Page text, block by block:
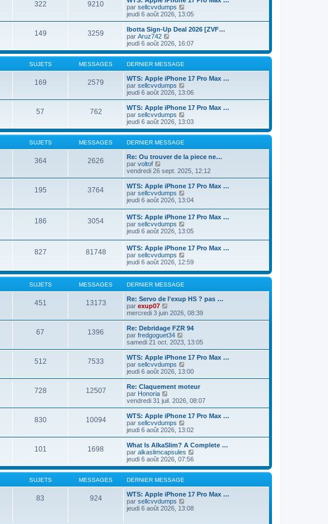
s
s
a
e
r
n
i
r
e
s
e
e
e
r
n
i
e
e
s
s
a
e
322 9210
par sellcvvdumps
o
i
r
e
e
n
i
r
e
s
s
a
g
jeudi 6 août 2026, 13:05
149 3259
Ibotta Sign-Up Deal 2026 [ZVF…
par Aruz742
o
i
r
l
e
d
e
r
n
i
e
r
m
e
s
s
a
e
jeudi 6 août 2026, 16:07
SUJETS MESSAGES DERNIER MESSAGE
169 2579
WTS: Apple iPhone 17 Pro Max …
par sellcvvdumps
o
i
r
e
e
n
i
r
e
s
s
a
g
e
jeudi 6 août 2026, 13:06
57 762
WTS: Apple iPhone 17 Pro Max …
par sellcvvdumps
o
i
r
e
d
r
n
i
r
e
s
a
g
e
jeudi 6 août 2026, 13:03
SUJETS MESSAGES DERNIER MESSAGE
364 2626
Re: Ou trouver de la piece ne…
par voltof
o
i
r
l
e
e
r
n
i
e
r
m
e
s
a
e
vendredi 26 sept. 2025, 12:12
195 3764
WTS: Apple iPhone 17 Pro Max …
par sellcvvdumps
o
l
e
d
e
r
i
e
r
e
s
a
g
e
jeudi 6 août 2026, 13:04
186 3054
WTS: Apple iPhone 17 Pro Max …
par sellcvvdumps
o
l
e
d
e
r
i
e
m
e
s
a
g
e
jeudi 6 août 2026, 13:05
827 81748
WTS: Apple iPhone 17 Pro Max …
par sellcvvdumps
o
r
d
e
r
n
e
m
e
s
a
g
e
jeudi 6 août 2026, 12:59
SUJETS MESSAGES DERNIER MESSAGE
451 13173
Re: Servo de l'exup HS ? pas …
par exup07
o
i
r
l
e
e
r
n
i
r
e
s
s
a
g
e
mercredi 3 juin 2026, 08:39
67 1396
Re: Debridage FZR 94
par fredgoguet34
o
i
r
l
e
r
n
i
r
m
e
s
s
a
g
e
samedi 21 oct. 2023, 13:05
512 7533
WTS: Apple iPhone 17 Pro Max …
par sellcvvdumps
o
i
r
e
d
e
r
n
i
r
m
e
s
e
jeudi 6 août 2026, 13:00
728 12507
Re: Claquement moteur
par Honoria
o
i
r
l
e
e
r
n
i
e
r
m
e
s
s
a
vendredi 31 juil. 2026, 08:07
830 10094
WTS: Apple iPhone 17 Pro Max …
par sellcvvdumps
o
i
r
l
e
e
n
i
r
jeudi 6 août 2026, 13:02
101 1698
What Is AlkaSlim? A Complete …
par alkaslimcapsules
i
r
e
d
jeudi 6 août 2026, 07:56
SUJETS MESSAGES DERNIER MESSAGE
83 924
WTS: Apple iPhone 17 Pro Max …
par sellcvvdumps
o
jeudi 6 août 2026, 13:08